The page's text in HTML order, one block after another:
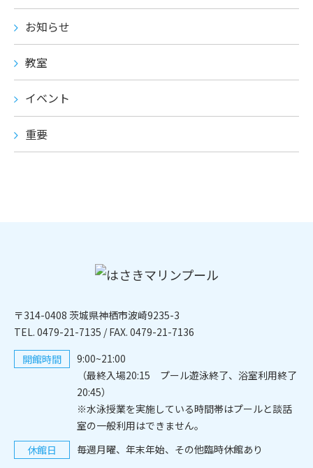
お知らせ
教室
イベント
重要
〒314-0408 茨城県神栖市波崎9235-3
TEL. 0479-21-7135 / FAX. 0479-21-7136
開館時間
9:00~21:00
（最終入場20:15 プール遊泳終了、浴室利用終了
20:45）
※水泳授業を実施している時間帯はプールと談話
室の一般利用はできません。
休館日
毎週月曜、年末年始、その他臨時休館あり